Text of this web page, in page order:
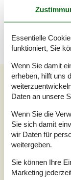
Überdachte
Unsere
Unsere
5
4
Essentielle
funktioniert, Sie
Wenn Sie damit
erheben, hilft uns
Daten an unsere
Wenn Sie die
Sie sich damit
wir Daten für
weitergeben.
Sie können Ihre
Marketing